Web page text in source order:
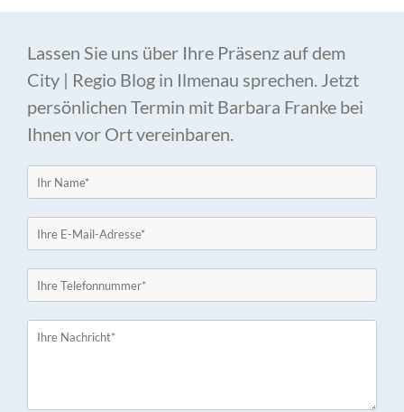
Lassen Sie uns über Ihre Präsenz auf dem
City | Regio Blog in Ilmenau sprechen. Jetzt
persönlichen Termin mit Barbara Franke bei
Ihnen vor Ort vereinbaren.